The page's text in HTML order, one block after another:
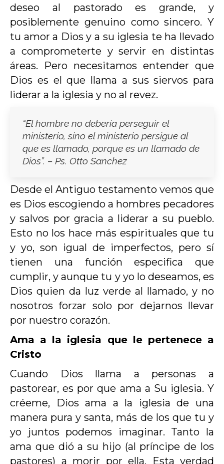
deseo al pastorado es grande, y
posiblemente genuino como sincero. Y
tu amor a Dios y a su iglesia te ha llevado
a comprometerte y servir en distintas
áreas. Pero necesitamos entender que
Dios es el que llama a sus siervos para
liderar a la iglesia y no al revez.
“El hombre no debería perseguir el
ministerio, sino el ministerio persigue al
que es llamado, porque es un llamado de
Dios”. – Ps. Otto Sanchez
Desde el Antiguo testamento vemos que
es Dios escogiendo a hombres pecadores
y salvos por gracia a liderar a su pueblo.
Esto no los hace más espirituales que tu
y yo, son igual de imperfectos, pero sí
tienen una función especifica que
cumplir, y aunque tu y yo lo deseamos, es
Dios quien da luz verde al llamado, y no
nosotros forzar solo por dejarnos llevar
por nuestro corazón.
Ama a la iglesia que le pertenece a
Cristo
Cuando Dios llama a personas a
pastorear, es por que ama a Su iglesia. Y
créeme, Dios ama a la iglesia de una
manera pura y santa, más de los que tu y
yo juntos podemos imaginar. Tanto la
ama que dió a su hijo (al príncipe de los
pastores) a morir por ella. Esta verdad